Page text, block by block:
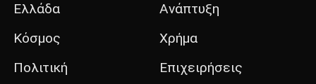
Ελλάδα
Κόσμος
Πολιτική
Ανάπτυξη
Χρήμα
Επιχειρήσεις